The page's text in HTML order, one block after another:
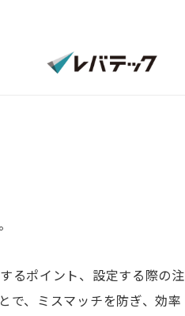
るポイント、設定する際の注
で、ミスマッチを防ぎ、効率